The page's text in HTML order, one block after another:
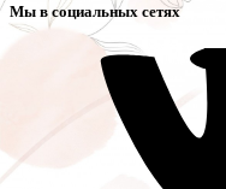
Мы в социальных сетях